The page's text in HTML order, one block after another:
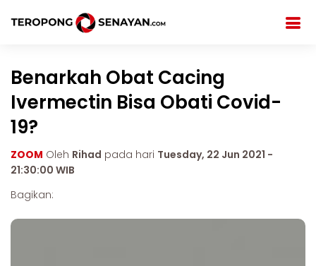
Benarkah Obat Cacing
Ivermectin Bisa Obati Covid-
19?
ZOOM Oleh Rihad pada hari Tuesday, 22 Jun 2021 -
21:30:00 WIB
Bagikan: